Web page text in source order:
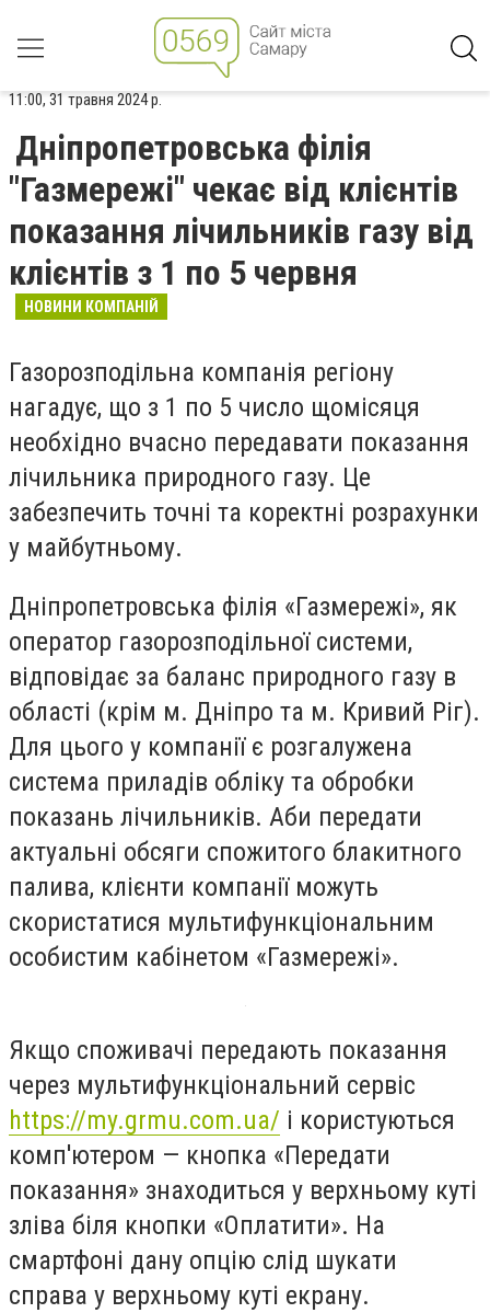
11:00, 31 травня 2024 р.
Дніпропетровська філія
"Газмережі" чекає від клієнтів
показання лічильників газу від
клієнтів з 1 по 5 червня
НОВИНИ КОМПАНІЙ
Газорозподільна компанія регіону
нагадує, що з 1 по 5 число щомісяця
необхідно вчасно передавати показання
лічильника природного газу. Це
забезпечить точні та коректні розрахунки
у майбутньому.
Дніпропетровська філія «Газмережі», як
оператор газорозподільної системи,
відповідає за баланс природного газу в
області (крім м. Дніпро та м. Кривий Ріг).
Для цього у компанії є розгалужена
система приладів обліку та обробки
показань лічильників. Аби передати
актуальні обсяги спожитого блакитного
палива, клієнти компанії можуть
скористатися мультифункціональним
особистим кабінетом «Газмережі».
Якщо споживачі передають показання
через мультифункціональний сервіс
https://my.grmu.com.ua/ і користуються
комп'ютером — кнопка «Передати
показання» знаходиться у верхньому куті
зліва біля кнопки «Оплатити». На
смартфоні дану опцію слід шукати
справа у верхньому куті екрану.